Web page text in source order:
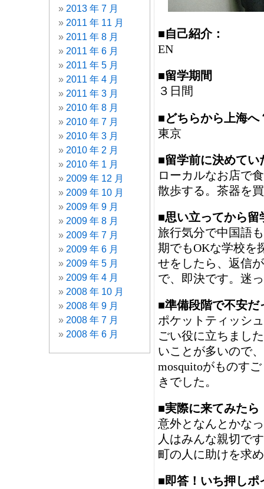
2013 年 7 月
2011 年 11 月
2011 年 8 月
2011 年 6 月
2011 年 5 月
2011 年 4 月
2011 年 3 月
2010 年 8 月
2010 年 7 月
2010 年 3 月
2010 年 2 月
2010 年 1 月
2009 年 12 月
2009 年 10 月
2009 年 9 月
2009 年 8 月
2009 年 7 月
2009 年 6 月
2009 年 5 月
2009 年 4 月
2008 年 10 月
2008 年 9 月
2008 年 7 月
2008 年 6 月
■自己紹介：
EN
■留学期間
３日間
■どちらから上海へ
東京
■留学前に決めてい
ローカルなお店で
散歩する。茶器を
■思い立ってから留
旅行気分で中国語
期でもOKな学校を
せをしたら、返信
で、即決です。迷
■準備段階で不安だ
ポケットティッシ
ごい役に立ちまし
いことが多いので
mosquitoがものす
きでした。
■実際に来てみたら
意外となんとかな
人はみんな親切で
町の人に助けを求
■即答！いち押しポ